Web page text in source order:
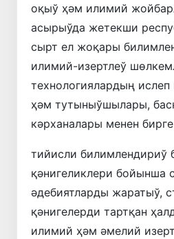
оқыў ҳәм илимий
асырыўда жетекши
сырт ел жоқары
илимий-изертлеў
технологиялардың
ҳәм тутыныўшылары,
кәрханалары менен
тийисли билимлендириў
қәнигеликлери бойынша
әдебиятларды жаратыў,
қәнигелерди тартқан
илимий ҳәм әмелий